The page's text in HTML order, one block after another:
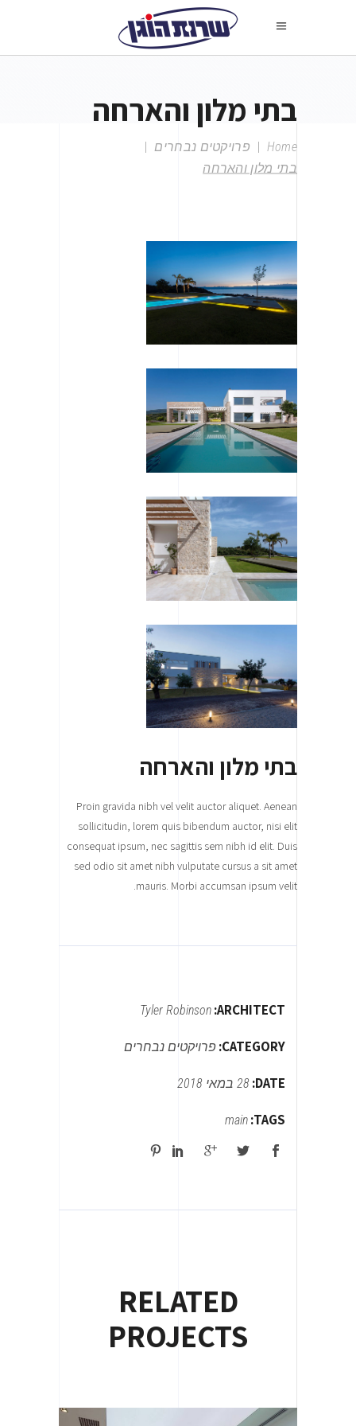
בתי מלון והארחה
Home
| פרויקטים נבחרים |
בתי מלון והארחה
בתי מלון והארחה
Proin gravida nibh vel velit auctor aliquet. Aenean
sollicitudin, lorem quis bibendum auctor, nisi elit
consequat ipsum, nec sagittis sem nibh id elit. Duis
sed odio sit amet nibh vulputate cursus a sit amet
mauris. Morbi accumsan ipsum velit.
ARCHITECT:
Tyler Robinson
CATEGORY: פרויקטים נבחרים
DATE: 28 במאי 2018
TAGS:
main
RELATED
PROJECTS